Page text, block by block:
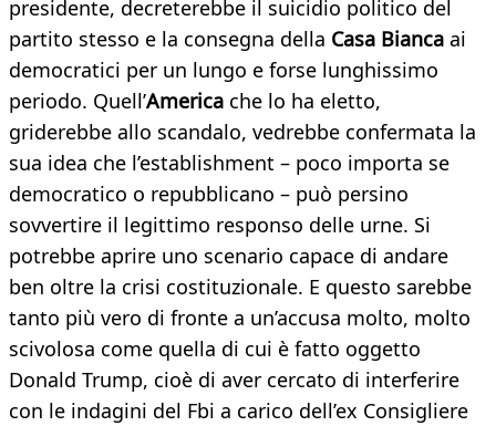
presidente, decreterebbe il suicidio politico del
partito stesso e la consegna della Casa Bianca ai
democratici per un lungo e forse lunghissimo
periodo. Quell’America che lo ha eletto,
griderebbe allo scandalo, vedrebbe confermata la
sua idea che l’establishment – poco importa se
democratico o repubblicano – può persino
sovvertire il legittimo responso delle urne. Si
potrebbe aprire uno scenario capace di andare
ben oltre la crisi costituzionale. E questo sarebbe
tanto più vero di fronte a un’accusa molto, molto
scivolosa come quella di cui è fatto oggetto
Donald Trump, cioè di aver cercato di interferire
con le indagini del Fbi a carico dell’ex Consigliere